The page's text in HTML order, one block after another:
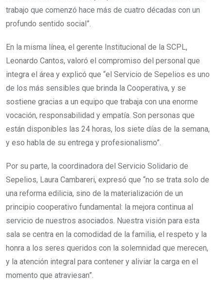
trabajo que comenzó hace más de cuatro décadas con un
profundo sentido social”.
En la misma línea, el gerente Institucional de la SCPL,
Leonardo Cantos, valoró el compromiso del personal que
integra el área y explicó que “el Servicio de Sepelios es uno
de los más sensibles que brinda la Cooperativa, y se
sostiene gracias a un equipo que trabaja con una enorme
vocación, responsabilidad y empatía. Son personas que
están disponibles las 24 horas, los siete días de la semana,
y eso habla de su entrega y profesionalismo”.
Por su parte, la coordinadora del Servicio Solidario de
Sepelios, Laura Cambareri, expresó que “no se trata solo de
una reforma edilicia, sino de la materialización de un
principio cooperativo fundamental: la mejora continua al
servicio de nuestros asociados. Nuestra visión para esta
sala se centra en la comodidad de la familia, el respeto y la
honra a los seres queridos con la solemnidad que merecen,
y la atención integral para contener y aliviar la carga en el
momento que atraviesan”.